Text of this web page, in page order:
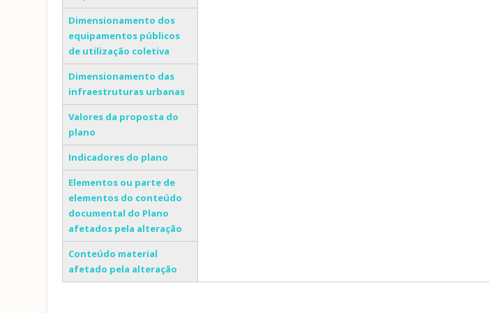
Dimensionamento dos
equipamentos públicos
de utilização coletiva
Dimensionamento das
infraestruturas urbanas
Valores da proposta do
plano
Indicadores do plano
Elementos ou parte de
elementos do conteúdo
documental do Plano
afetados pela alteração
Conteúdo material
afetado pela alteração